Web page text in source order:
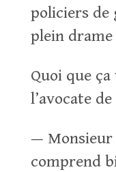
policiers de
plein drame
Quoi que
l’avocate
— Monsieur
comprend